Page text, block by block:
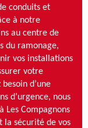
conduits et
à notre
au centre de
du ramonage,
vos installations
votre
d’une
d’urgence, nous
Les Compagnons
la sécurité de vos